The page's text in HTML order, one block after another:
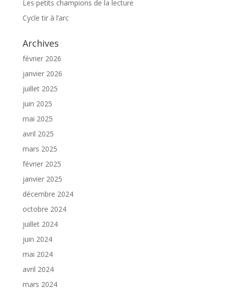
Les petits champions de la lecture
Cycle tir à l’arc
Archives
février 2026
janvier 2026
juillet 2025
juin 2025
mai 2025
avril 2025
mars 2025
février 2025
janvier 2025
décembre 2024
octobre 2024
juillet 2024
juin 2024
mai 2024
avril 2024
mars 2024